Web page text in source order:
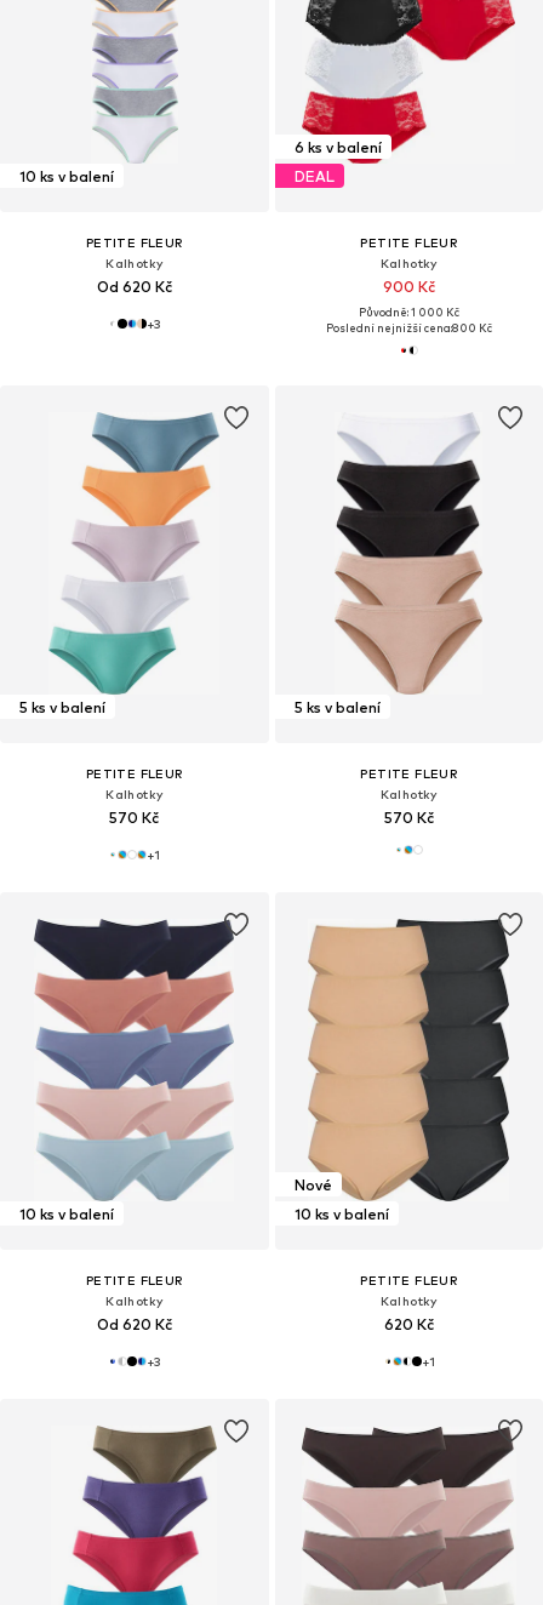
10 ks v balení
PETITE FLEUR
Kalhotky
Od 620 Kč
+3
6 ks v balení
DEAL
PETITE FLEUR
Kalhotky
900 Kč
Původně: 1 000 Kč
Poslední nejnižší cena:800 Kč
5 ks v balení
PETITE FLEUR
Kalhotky
570 Kč
+1
5 ks v balení
PETITE FLEUR
Kalhotky
570 Kč
10 ks v balení
PETITE FLEUR
Kalhotky
Od 620 Kč
+3
Nové
10 ks v balení
PETITE FLEUR
Kalhotky
620 Kč
+1